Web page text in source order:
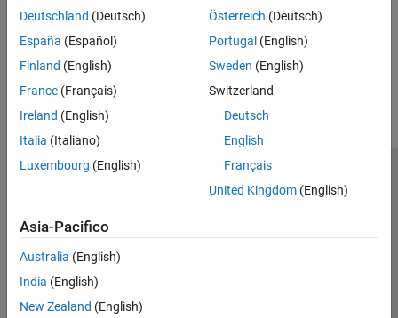
getJobFolderOnCluster parcluster
How useful was this information?
Deutschland (Deutsch)
España (Español)
Finland (English)
France (Français)
Ireland (English)
Italia (Italiano)
Luxembourg (English)
Österreich (Deutsch)
Portugal (English)
Sweden (English)
Switzerland
Deutsch
English
Français
United Kingdom(English)
Asia-Pacifico
Australia (English)
India (English)
New Zealand (English)
© 1994-2026 The MathWorks, Inc.